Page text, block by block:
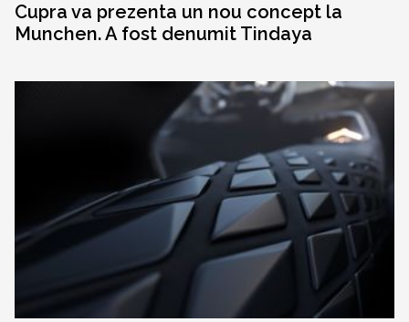
Cupra va prezenta un nou concept la
Munchen. A fost denumit Tindaya